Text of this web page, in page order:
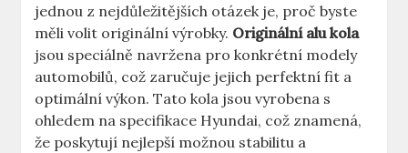
jednou z nejdůležitějších otázek je, proč byste
měli volit originální výrobky. Originální alu kola
jsou speciálně navržena pro konkrétní modely
automobilů, což zaručuje jejich perfektní fit a
optimální výkon. Tato kola jsou vyrobena s
ohledem na specifikace Hyundai, což znamená,
že poskytují nejlepší možnou stabilitu a